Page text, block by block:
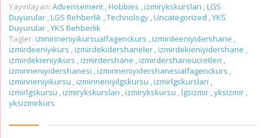
Yayınlayan: Adverisement ,Hobbies ,izmirykskursları ,LGS
Duyurular ,LGS Rehberlik ,Technology ,Uncategorized ,YKS
Duyurular ,YKS Rehberlik
Tagler: izimirineniyikursualfagenckurs ,izmirdeeniyidershane ,
izmirdeeniyikurs ,izmirdekidershaneler ,izmirdekieniyidershane ,
izmirdekieniyikurs ,izmirdershane ,izmirdershaneücretleri ,
izmirineniyidershanesi ,izmirineniyidershanesialfagenckurs ,
izmirineniyikursu ,izmirineniyilgskursu ,izmirlgskursları ,
izmirlgskursu ,izmirykskursları ,izmirykskursu ,lgsizmir ,yksizmir ,
yksizmirkurs